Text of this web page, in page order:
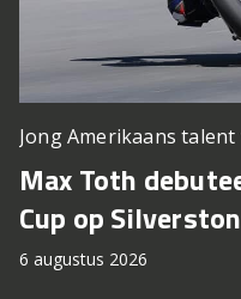
Jong Amerikaans
Max Toth
Cup op
6 augustus 2026